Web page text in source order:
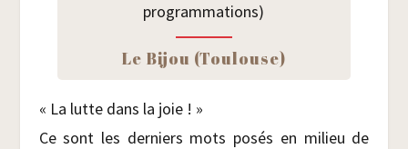
programmations)
Le Bijou (Tou­louse)
« La lutte dans la joie ! »
Ce sont les der­niers mots posés en milieu de